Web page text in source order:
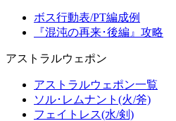
ボス行動表/PT編成例
『混沌の再来･後編』攻略
アストラルウェポン
アストラルウェポン一覧
ソル･レムナント(火/斧)
フェイトレス(水/剣)